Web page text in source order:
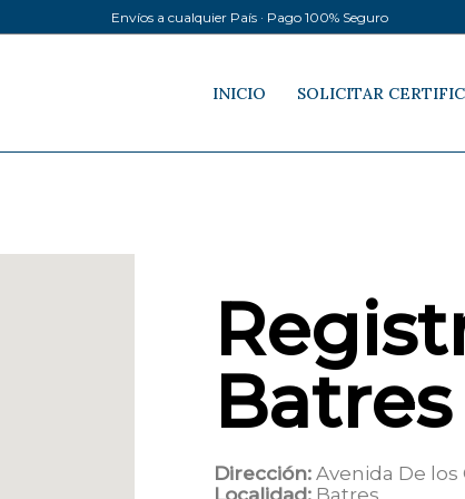
Envíos a cualquier País · Pago 100% Seguro
INICIO SOLICITAR
Batres
Dirección: Avenida De los
Localidad: Batres